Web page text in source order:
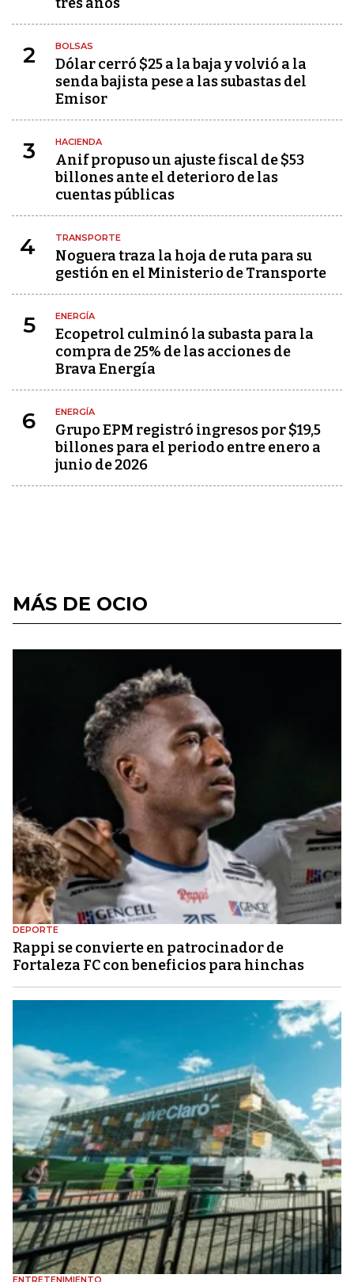
2 BOLSAS
Dólar cerró $25 a la baja y volvió a la
senda bajista pese a las subastas del
Emisor
3 HACIENDA
Anif propuso un ajuste fiscal de $53
billones ante el deterioro de las
cuentas públicas
4 TRANSPORTE
Noguera traza la hoja de ruta para su
gestión en el Ministerio de Transporte
5 ENERGÍA
Ecopetrol culminó la subasta para la
compra de 25% de las acciones de
Brava Energía
6 ENERGÍA
Grupo EPM registró ingresos por $19,5
billones para el periodo entre enero a
junio de 2026
MÁS DE OCIO
DEPORTE
Rappi se convierte en patrocinador de
Fortaleza FC con beneficios para hinchas